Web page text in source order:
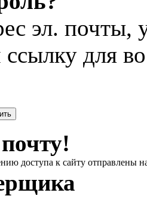
эл. почты,
для
доступа к сайту отправлены